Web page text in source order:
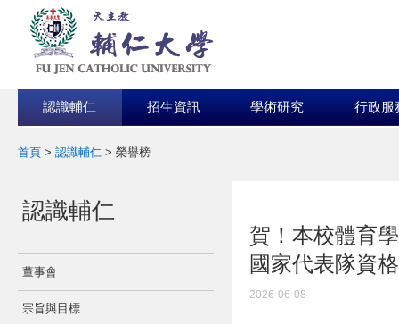
認識輔仁 招生資訊 學術研究 行政服
首頁 > 認識輔仁 > 榮譽榜
:::
認識輔仁
董事會
宗旨與目標
賀！本校體育
國家代表隊資格
2026-06-08